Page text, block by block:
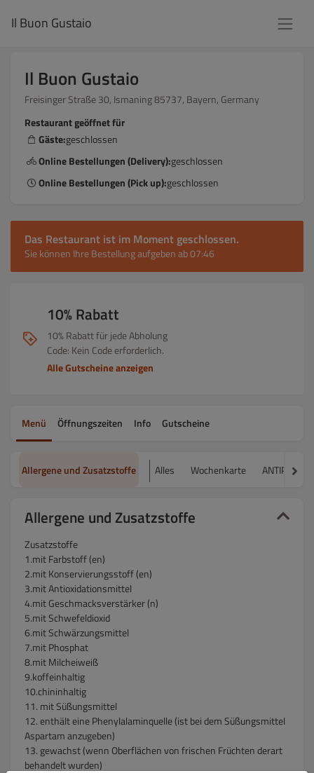
Il Buon Gustaio
Il Buon Gustaio
Freisinger Straße 30, Ismaning 85737, Bayern, Germany
Restaurant geöffnet für
Gäste:geschlossen
Online Bestellungen (Delivery):geschlossen
Online Bestellungen (Pick up):geschlossen
Das Restaurant ist im Moment geschlossen.
Sie können Ihre Bestellung aufgeben ab 07:46
10% Rabatt
10% Rabatt für jede Abholung
Code: Kein Code erforderlich.
Alle Gutscheine anzeigen
Menü Öffnungszeiten Info Gutscheine
Allergene und Zusatzstoffe Alles Wochenkarte ANTIPASTI
Allergene und Zusatzstoffe
Zusatzstoffe
1.mit Farbstoff (en)
2.mit Konservierungsstoff (en)
3.mit Antioxidationsmittel
4.mit Geschmacksverstärker (n)
5.mit Schwefeldioxid
6.mit Schwärzungsmittel
7.mit Phosphat
8.mit Milcheiweiß
9.koffeinhaltig
10.chininhaltig
11. mit Süßungsmittel
12. enthält eine Phenylalaminquelle (ist bei dem Süßungsmittel
Aspartam anzugeben)
13. gewachst (wenn Oberflächen von frischen Früchten derart
behandelt wurden)